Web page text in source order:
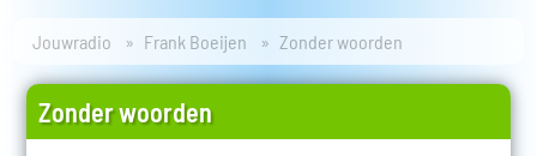
Jouwradio Frank Boeijen Zonder woorden
Zonder woorden